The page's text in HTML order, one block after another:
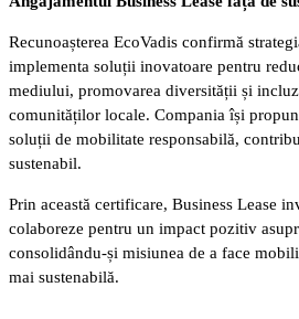
Recunoașterea EcoVadis confirmă
implementa soluții inovatoare pentru
mediului, promovarea diversității și
comunităților locale. Compania își
soluții de mobilitate responsabilă,
sustenabil.
Prin această certificare, Business Lease
colaboreze pentru un impact pozitiv
consolidându-și misiunea de a face
mai sustenabilă.